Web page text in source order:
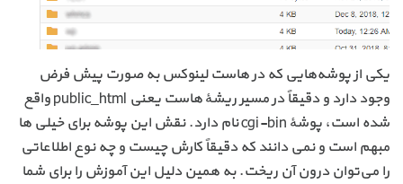
یکی از پوشه‌هایی که در هاست لینوکس به صورت پیش فرض
وجود دارد و دقیقاً در مسیر ریشهٔ هاست یعنی public_html واقع
شده است، پوشهٔ cgi-bin نام دارد. نقش این پوشه برای خیلی ها
مبهم است و نمی دانند که دقیقاً کارش چیست و چه نوع اطلاعاتی
را می‌توان درون آن ریخت. به همین دلیل این آموزش را برای شما